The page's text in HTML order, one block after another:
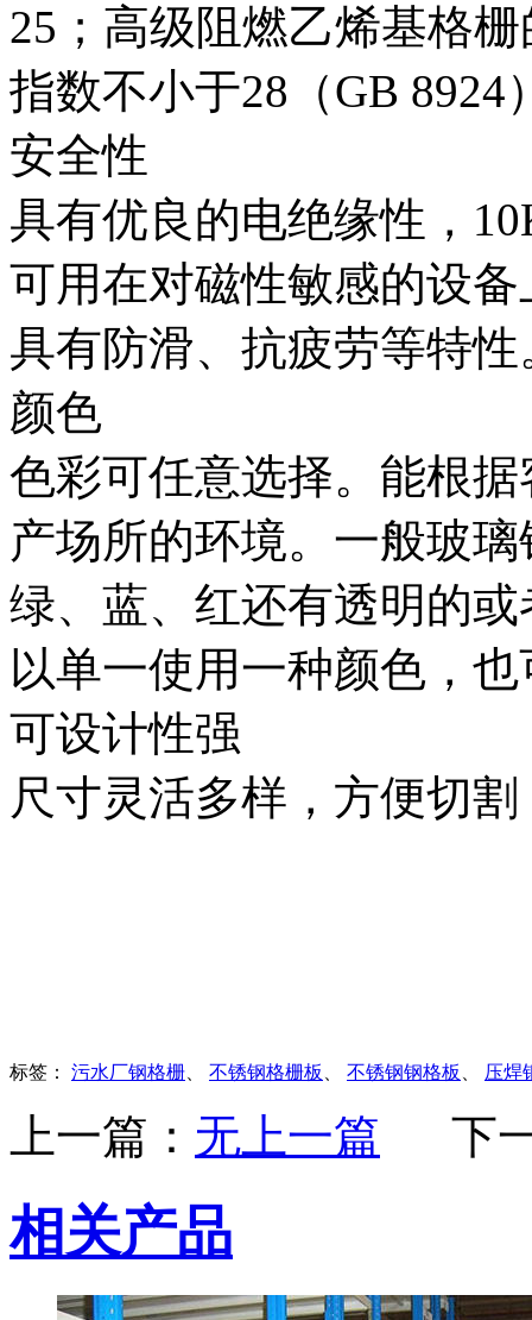
25；高级阻燃乙烯基格
指数不小于28（GB 8924
安全性
具有优良的电绝缘性，
可用在对磁性敏感的设
具有防滑、抗疲劳等特性
颜色
色彩可任意选择。能根
产场所的环境。一般玻
绿、蓝、红还有透明的
以单一使用一种颜色，
可设计性强
尺寸灵活多样，方便切
标签： 污水厂钢格栅、 不锈钢格栅板 、 不锈钢钢格板 、 压焊
上一篇： 无上一篇 下
相关产品